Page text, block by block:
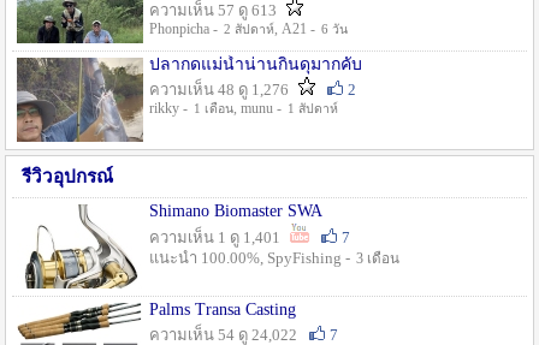
ความเห็น 57 ดู 613
Phonpicha - 2 สัปดาห์, A21 - 6 วัน
ปลากดแม่น้ำน่านกินดุมากคับ
ความเห็น 48 ดู 1,276
2
rikky - 1 เดือน, munu - 1 สัปดาห์
รีวิวอุปกรณ์
Shimano Biomaster SWA
ความเห็น 1 ดู 1,401
7
แนะนำ 100.00%, SpyFishing - 3 เดือน
Palms Transa Casting
ความเห็น 54 ดู 24,022
7